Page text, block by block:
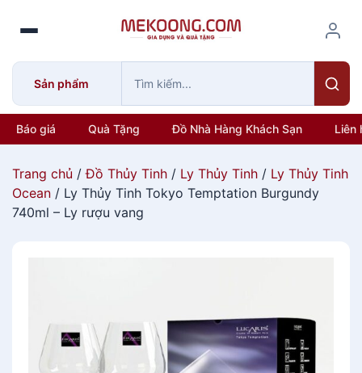
o
Sản phẩm
Báo giá Quà Tặng Đồ Nhà Hàng Khách Sạn Liên
Trang chủ /Đồ Thủy Tinh / Ly Thủy Tinh / Ly Thủy Tinh
Ocean / Ly Thủy Tinh Tokyo Temptation Burgundy
740ml – Ly rượu vang